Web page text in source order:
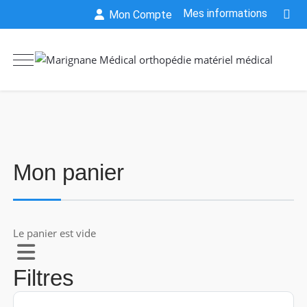
Mon Compte Mes informations
Mon panier
Le panier est vide
Filtres